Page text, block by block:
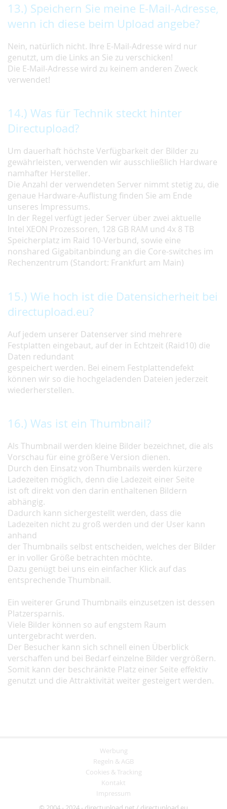
13.) Speichern Sie meine E-Mail-Adresse,
wenn ich diese beim Upload angebe?
Nein, natürlich nicht. Ihre E-Mail-Adresse wird nur
genutzt, um die Links an Sie zu verschicken!
Die E-Mail-Adresse wird zu keinem anderen Zweck
verwendet!
14.) Was für Technik steckt hinter
Directupload?
Um dauerhaft höchste Verfügbarkeit der Bilder zu
gewährleisten, verwenden wir ausschließlich Hardware
namhafter Hersteller.
Die Anzahl der verwendeten Server nimmt stetig zu, die
genaue Hardware-Auflistung finden Sie am Ende
unseres Impressums.
In der Regel verfügt jeder Server über zwei aktuelle
Intel XEON Prozessoren, 128 GB RAM und 4x 8 TB
Speicherplatz im Raid 10-Verbund, sowie eine
nonshared Gigabitanbindung an die Core-switches im
Rechenzentrum (Standort: Frankfurt am Main)
15.) Wie hoch ist die Datensicherheit bei
directupload.eu?
Auf jedem unserer Datenserver sind mehrere
Festplatten eingebaut, auf der in Echtzeit (Raid10) die
Daten redundant
gespeichert werden. Bei einem Festplattendefekt
können wir so die hochgeladenden Dateien jederzeit
wiederherstellen.
16.) Was ist ein Thumbnail?
Als Thumbnail werden kleine Bilder bezeichnet, die als
Vorschau für eine größere Version dienen.
Durch den Einsatz von Thumbnails werden kürzere
Ladezeiten möglich, denn die Ladezeit einer Seite
ist oft direkt von den darin enthaltenen Bildern
abhängig.
Dadurch kann sichergestellt werden, dass die
Ladezeiten nicht zu groß werden und der User kann
anhand
der Thumbnails selbst entscheiden, welches der Bilder
er in voller Größe betrachten möchte.
Dazu genügt bei uns ein einfacher Klick auf das
entsprechende Thumbnail.
Ein weiterer Grund Thumbnails einzusetzen ist dessen
Platzersparnis.
Viele Bilder können so auf engstem Raum
untergebracht werden.
Der Besucher kann sich schnell einen Überblick
verschaffen und bei Bedarf einzelne Bilder vergrößern.
Somit kann der beschränkte Platz einer Seite effektiv
genutzt und die Attraktivität weiter gesteigert werden.
Werbung
Regeln & AGB
Cookies & Tracking
Kontakt
Impressum